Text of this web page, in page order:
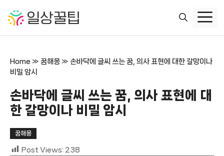
Home » 꿈해몽 » 손바닥에 글씨 쓰는 꿈, 의사 표현에 대한 갈망이나
비밀 암시
손바닥에 글씨 쓰는 꿈, 의사 표현에 대
한 갈망이나 비밀 암시
꿈해몽
Post Views: 238